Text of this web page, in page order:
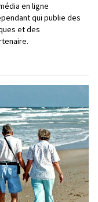
en ligne
qui publie des
et des